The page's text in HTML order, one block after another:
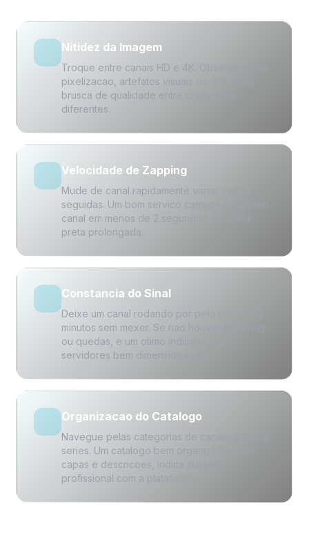
Nitidez da Imagem
Troque entre canais HD e 4K. Observe se ha
pixelizacao, artefatos visuais ou diferenca
brusca de qualidade entre conteudos
diferentes.
Velocidade de Zapping
Mude de canal rapidamente varias vezes
seguidas. Um bom servico carrega o proximo
canal em menos de 2 segundos, sem tela
preta prolongada.
Constancia do Sinal
Deixe um canal rodando por pelo menos 30
minutos sem mexer. Se nao houver buffering
ou quedas, e um otimo indicativo de
servidores bem dimensionados.
Organizacao do Catalogo
Navegue pelas categorias de canais, filmes e
series. Um catalogo bem organizado, com
capas e descricoes, indica cuidado
profissional com a plataforma.